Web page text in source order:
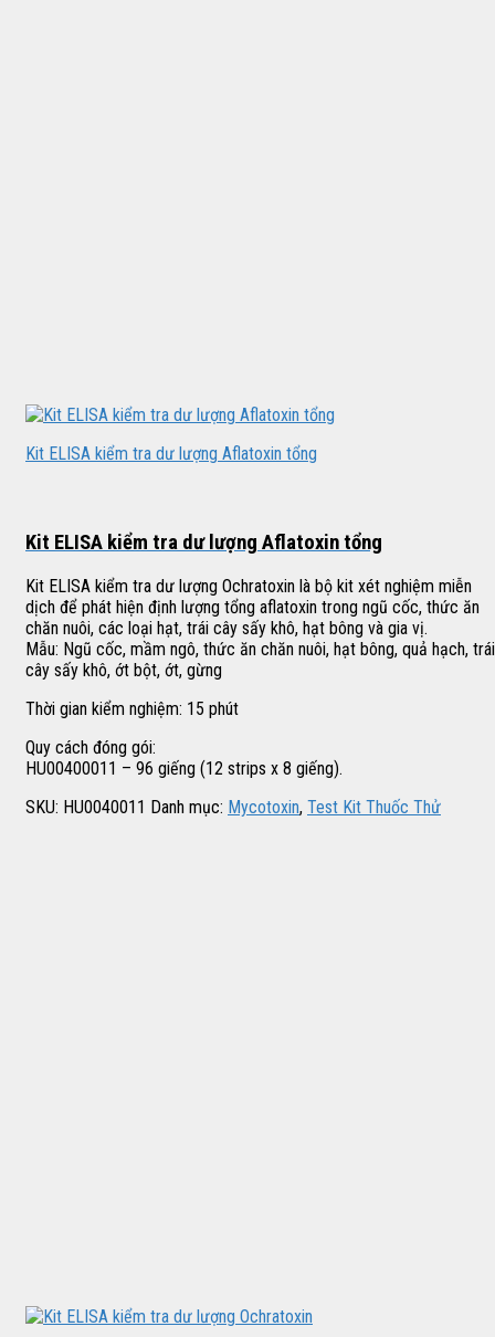
Kit ELISA kiểm tra dư lượng Aflatoxin tổng
Kit ELISA kiểm tra dư lượng Aflatoxin tổng
Kit ELISA kiểm tra dư lượng Ochratoxin là bộ kit xét nghiệm miễn
dịch để phát hiện định lượng tổng aflatoxin trong ngũ cốc, thức ăn
chăn nuôi, các loại hạt, trái cây sấy khô, hạt bông và gia vị.
Mẫu: Ngũ cốc, mầm ngô, thức ăn chăn nuôi, hạt bông, quả hạch, trái
cây sấy khô, ớt bột, ớt, gừng
Thời gian kiểm nghiệm: 15 phút
Quy cách đóng gói:
HU00400011 – 96 giếng (12 strips x 8 giếng).
SKU: HU0040011 Danh mục: Mycotoxin, Test Kit Thuốc Thử